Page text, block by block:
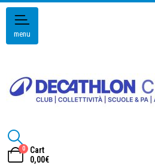
menu
0
Cart
0,00€